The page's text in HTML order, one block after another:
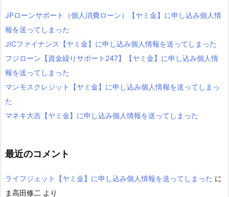
JPローンサポート（個人消費ローン）【ヤミ金】に申し込み個人情
報を送ってしまった
JICファイナンス【ヤミ金】に申し込み個人情報を送ってしまった
フジローン【資金繰りサポート247】【ヤミ金】に申し込み個人情
報を送ってしまった
マンモスクレジット【ヤミ金】に申し込み個人情報を送ってしまっ
た
マネキ大吉【ヤミ金】に申し込み個人情報を送ってしまった
最近のコメント
ライフジェット【ヤミ金】に申し込み個人情報を送ってしまった に
ま高田修二 より